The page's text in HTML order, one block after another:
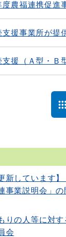
度農福連携促進
支援事業所が提
支援（Ａ型・Ｂ
新しています】
事業説明会」の
りの人等に対す
会